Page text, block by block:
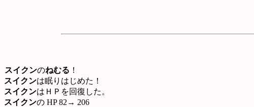
スイクンのねむる ！
スイクンは眠りはじめた！
スイクンはＨＰを回復した。
スイクンの HP 82→ 206